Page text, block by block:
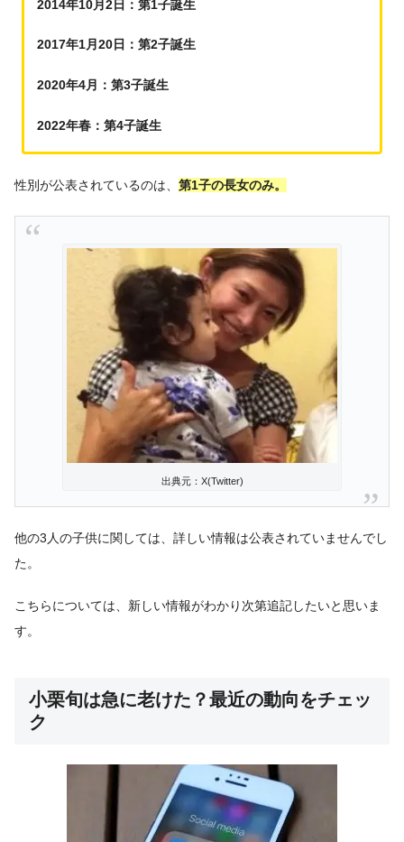
2014年10月2日：第1子誕生
2017年1月20日：第2子誕生
2020年4月：第3子誕生
2022年春：第4子誕生
性別が公表されているのは、 第1子の長女のみ。
出典元：X(Twitter)
他の3人の子供に関しては、詳しい情報は公表されていませんでし
た。
こちらについては、新しい情報がわかり次第追記したいと思いま
す。
小栗旬は急に老けた？最近の動向をチェッ
ク